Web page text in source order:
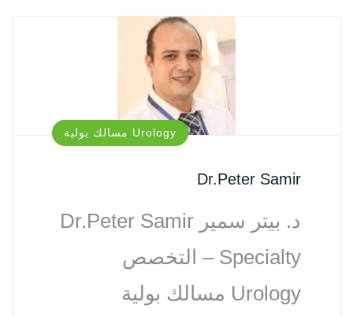
Urology مسالك بولية
Dr.Peter Samir
د. بيتر سمير Dr.Peter Samir
Specialty – التخصص
Urology مسالك بولية